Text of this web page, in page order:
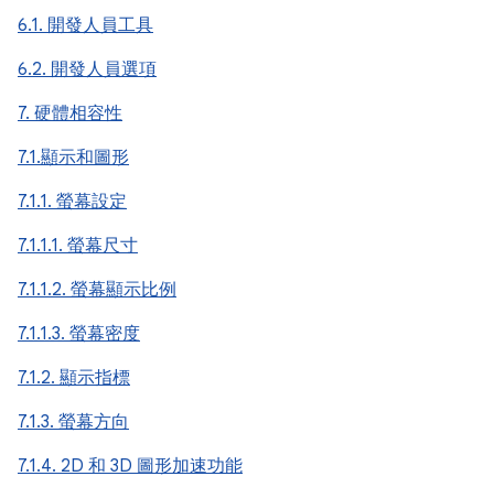
6.1. 開發人員工具
6.2. 開發人員選項
7. 硬體相容性
7.1.顯示和圖形
7.1.1. 螢幕設定
7.1.1.1. 螢幕尺寸
7.1.1.2. 螢幕顯示比例
7.1.1.3. 螢幕密度
7.1.2. 顯示指標
7.1.3. 螢幕方向
7.1.4. 2D 和 3D 圖形加速功能